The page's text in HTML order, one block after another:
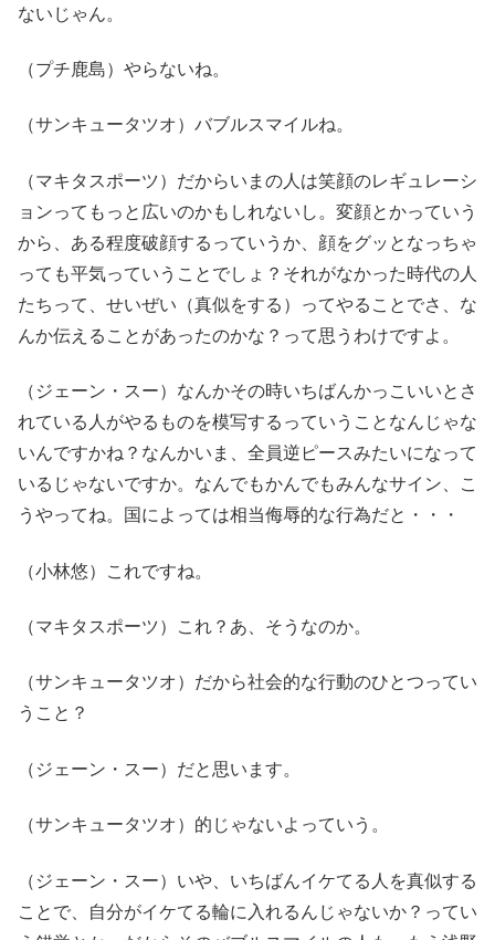
ないじゃん。
（プチ鹿島）やらないね。
（サンキュータツオ）バブルスマイルね。
（マキタスポーツ）だからいまの人は笑顔のレギュレーシ
ョンってもっと広いのかもしれないし。変顔とかっていう
から、ある程度破顔するっていうか、顔をグッとなっちゃ
っても平気っていうことでしょ？それがなかった時代の人
たちって、せいぜい（真似をする）ってやることでさ、な
んか伝えることがあったのかな？って思うわけですよ。
（ジェーン・スー）なんかその時いちばんかっこいいとさ
れている人がやるものを模写するっていうことなんじゃな
いんですかね？なんかいま、全員逆ピースみたいになって
いるじゃないですか。なんでもかんでもみんなサイン、こ
うやってね。国によっては相当侮辱的な行為だと・・・
（小林悠）これですね。
（マキタスポーツ）これ？あ、そうなのか。
（サンキュータツオ）だから社会的な行動のひとつってい
うこと？
（ジェーン・スー）だと思います。
（サンキュータツオ）的じゃないよっていう。
（ジェーン・スー）いや、いちばんイケてる人を真似する
ことで、自分がイケてる輪に入れるんじゃないか？ってい